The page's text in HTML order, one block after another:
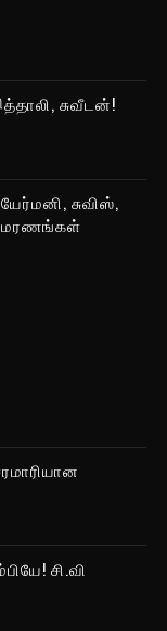
சுவீடன்!
சுவிஸ்,
மரணங்கள்
சி.வி